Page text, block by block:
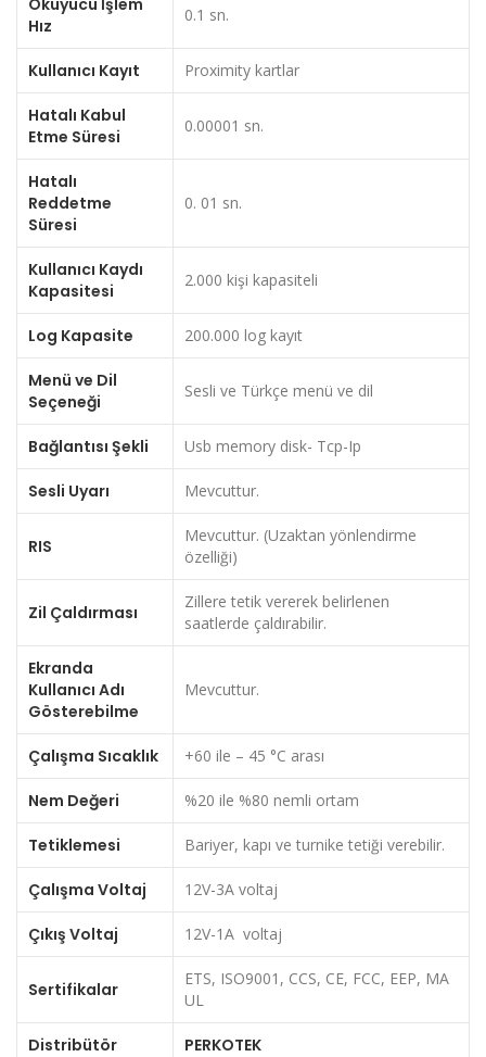
Okuyucu İşlem
Hız
0.1 sn.
Kullanıcı Kayıt Proximity kartlar
Hatalı Kabul
Etme Süresi
0.00001 sn.
Hatalı
Reddetme
Süresi
0. 01 sn.
Kullanıcı Kaydı
Kapasitesi
2.000 kişi kapasiteli
Log Kapasite 200.000 log kayıt
Menü ve Dil
Seçeneği
Sesli ve Türkçe menü ve dil
Bağlantısı Şekli Usb memory disk- Tcp-Ip
Sesli Uyarı Mevcuttur.
RIS
Mevcuttur. (Uzaktan yönlendirme
özelliği)
Zil Çaldırması
Zillere tetik vererek belirlenen
saatlerde çaldırabilir.
Ekranda
Kullanıcı Adı
Gösterebilme
Mevcuttur.
Çalışma Sıcaklık +60 ile – 45 °C arası
Nem Değeri %20 ile %80 nemli ortam
Tetiklemesi Bariyer, kapı ve turnike tetiği verebilir.
Çalışma Voltaj 12V-3A voltaj
Çıkış Voltaj 12V-1A voltaj
Sertifikalar
ETS, ISO9001, CCS, CE, FCC, EEP, MA
UL
Distribütör PERKOTEK